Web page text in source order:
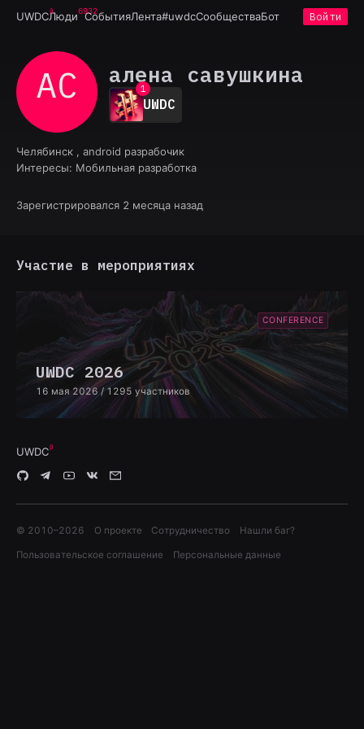
UWDCЛюди6932
СобытияЛента#uwdcСообществаБот Войти
АС алена савушкина
0
1
2
3
5
6
8
UWDC
Челябинск , android разрабочик
Интересы: Мобильная разработка
Зарегистрировался 2 месяца назад
Участие в мероприятиях
CONFERENCE
UWDC 2026
16 мая 2026 / 1295 участников
UWDC
© 2010–2026 О проекте Сотрудничество Нашли баг?
Пользовательское соглашение Персональные данные